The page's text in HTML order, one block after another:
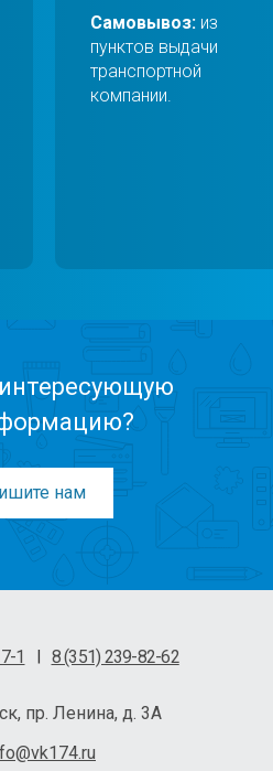
Самовывоз: из
пунктов выдачи
транспортной
компании.
нам
1 | 8 (351) 239-82-62
пр. Ленина, д. 3А